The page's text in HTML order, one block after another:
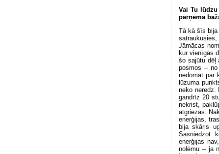
Vai Tu
pārņēma
Tā kā šīs bija
Jāmācas
kur vienīgās
šo sajūtu dēļ
posmos –
nedomāt par
lūzuma
neko neredz.
gandrīz 20
nekrist,
atgriezās.
enerģijas,
bija skāris
Sasniedzot
enerģijas
nolēmu – ja